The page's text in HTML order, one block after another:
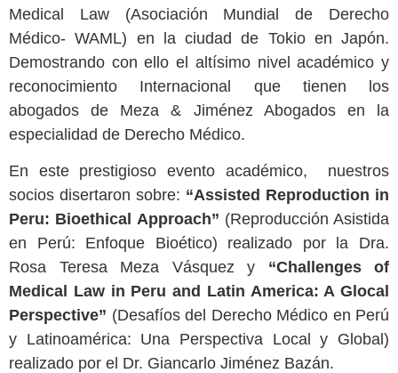
Medical Law (Asociación Mundial de Derecho
Médico- WAML) en la ciudad de Tokio en Japón.
Demostrando con ello el altísimo nivel académico y
reconocimiento Internacional que tienen los
abogados de Meza & Jiménez Abogados en la
especialidad de Derecho Médico.
En este prestigioso evento académico, nuestros
socios disertaron sobre: “Assisted Reproduction in
Peru: Bioethical Approach” (Reproducción Asistida
en Perú: Enfoque Bioético) realizado por la Dra.
Rosa Teresa Meza Vásquez y “Challenges of
Medical Law in Peru and Latin America: A Glocal
Perspective” (Desafíos del Derecho Médico en Perú
y Latinoamérica: Una Perspectiva Local y Global)
realizado por el Dr. Giancarlo Jiménez Bazán.